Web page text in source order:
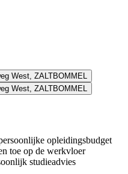
West, ZALTBOMMEL
West, ZALTBOMMEL
opleidingsbudget
toe op de werkvloer
studieadvies